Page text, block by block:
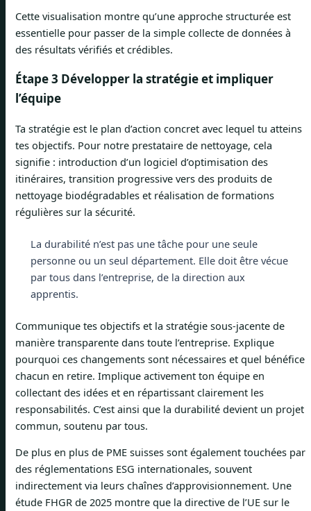
Cette visualisation montre qu’une approche structurée est
essentielle pour passer de la simple collecte de données à
des résultats vérifiés et crédibles.
Étape 3 Développer la stratégie et impliquer
l’équipe
Ta stratégie est le plan d’action concret avec lequel tu atteins
tes objectifs. Pour notre prestataire de nettoyage, cela
signifie : introduction d’un logiciel d’optimisation des
itinéraires, transition progressive vers des produits de
nettoyage biodégradables et réalisation de formations
régulières sur la sécurité.
La durabilité n’est pas une tâche pour une seule
personne ou un seul département. Elle doit être vécue
par tous dans l’entreprise, de la direction aux
apprentis.
Communique tes objectifs et la stratégie sous-jacente de
manière transparente dans toute l’entreprise. Explique
pourquoi ces changements sont nécessaires et quel bénéfice
chacun en retire. Implique activement ton équipe en
collectant des idées et en répartissant clairement les
responsabilités. C’est ainsi que la durabilité devient un projet
commun, soutenu par tous.
De plus en plus de PME suisses sont également touchées par
des réglementations ESG internationales, souvent
indirectement via leurs chaînes d’approvisionnement. Une
étude FHGR de 2025 montre que la directive de l’UE sur le